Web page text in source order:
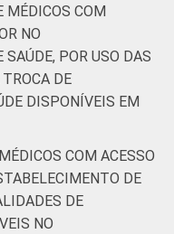
MÉDICOS COM
NO
POR USO DAS
DE
DISPONÍVEIS EM
COM ACESSO
DE
DE
NO